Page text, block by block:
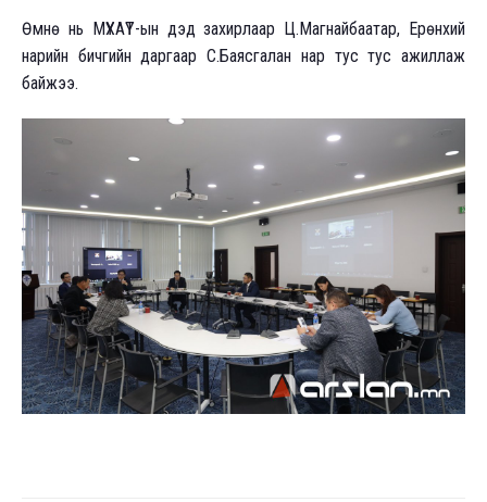
Өмнө нь МҮХАҮТ-ын дэд захирлаар Ц.Магнайбаатар, Ерөнхий
нарийн бичгийн даргаар С.Баясгалан нар тус тус ажиллаж
байжээ.